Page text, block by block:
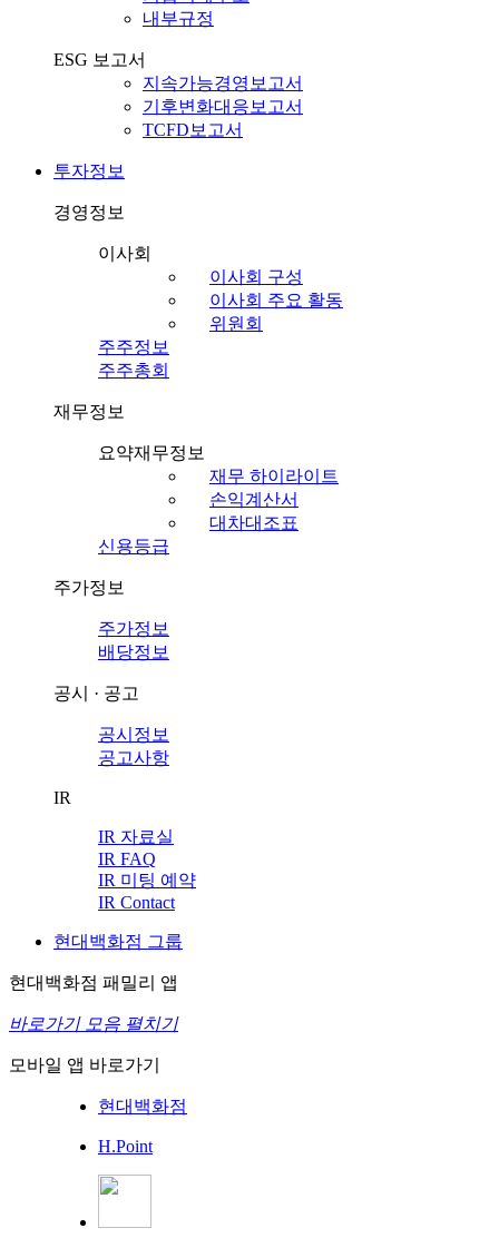
내부규정
ESG 보고서
지속가능경영보고서
기후변화대응보고서
TCFD보고서
투자정보
경영정보
이사회
이사회 구성
이사회 주요 활동
위원회
주주정보
주주총회
재무정보
요약재무정보
재무 하이라이트
손익계산서
대차대조표
신용등급
주가정보
주가정보
배당정보
공시 · 공고
공시정보
공고사항
IR
IR 자료실
IR FAQ
IR 미팅 예약
IR Contact
현대백화점 그룹
현대백화점 패밀리 앱
바로가기 모음 펼치기
모바일 앱 바로가기
현대백화점
H.Point